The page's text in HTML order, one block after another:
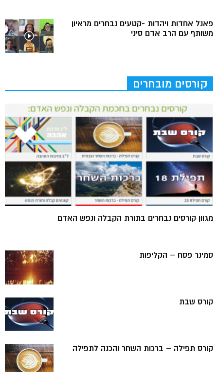
פאנל אחדות ויהדות -קטעים נבחרים מראיון
משותף עם הרב אדם סיני
קורסים מובחרים
מגוון קורסים נבחרים בתורת הקבלה ונפש האדם
סמינר פסח – הקליפות
קורס שבת
קורס תפילה – ברכות השחר והכנה לתפילה